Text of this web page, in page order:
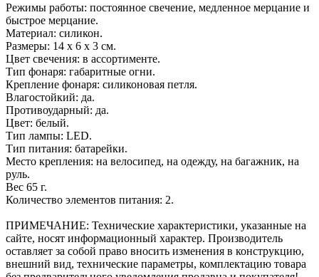
Режимы работы: постоянное свечение, медленное мерцание и
быстрое мерцание.
Материал: силикон.
Размеры: 14 х 6 х 3 см.
Цвет свечения: в ассортименте.
Тип фонаря: габаритные огни.
Крепление фонаря: силиконовая петля.
Влагостойкий: да.
Противоударный: да.
Цвет: белый.
Тип лампы: LED.
Тип питания: батарейки.
Место крепления: на велосипед, на одежду, на багажник, на
руль.
Вес 65 г.
Количество элементов питания: 2.
ПРИМЕЧАНИЕ: Технические характеристики, указанные на
сайте, носят информационный характер. Производитель
оставляет за собой право вносить изменения в конструкцию,
внешний вид, технические параметры, комплектацию товара